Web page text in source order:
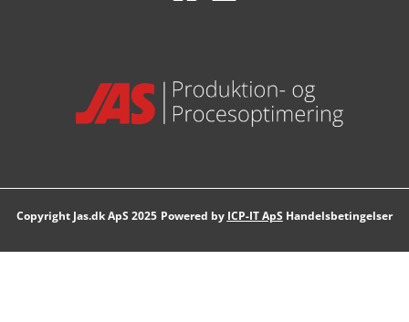
Copyright Jas.dk ApS 2025 Powered by ICP-IT ApS Handelsbetingelser